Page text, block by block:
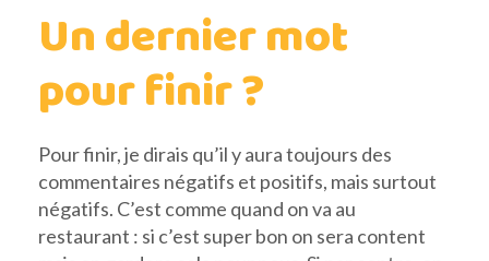
Un dernier mot
pour finir ?
Pour finir, je dirais qu’il y aura toujours des
commentaires négatifs et positifs, mais surtout
négatifs. C’est comme quand on va au
restaurant : si c’est super bon on sera content